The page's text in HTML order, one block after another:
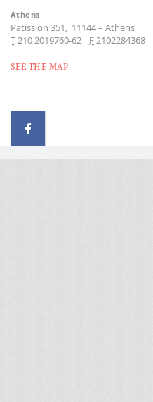
Athens
Patission 351, 11144– Athens
Τ210 2019760-62 F2102284368
SEE THE MAP